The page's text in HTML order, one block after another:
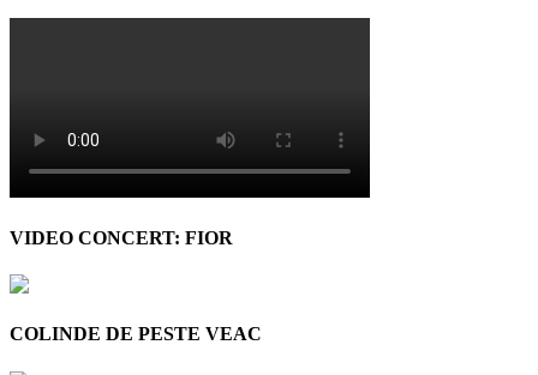
VIDEO CONCERT: FIOR
COLINDE DE PESTE VEAC